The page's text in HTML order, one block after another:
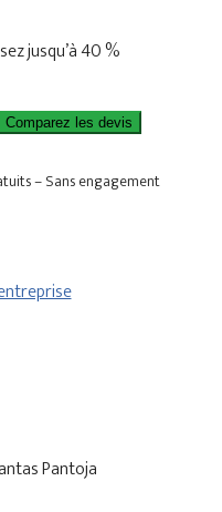
jusqu’à 40 %
Comparez les devis
– Sans engagement
Pantoja